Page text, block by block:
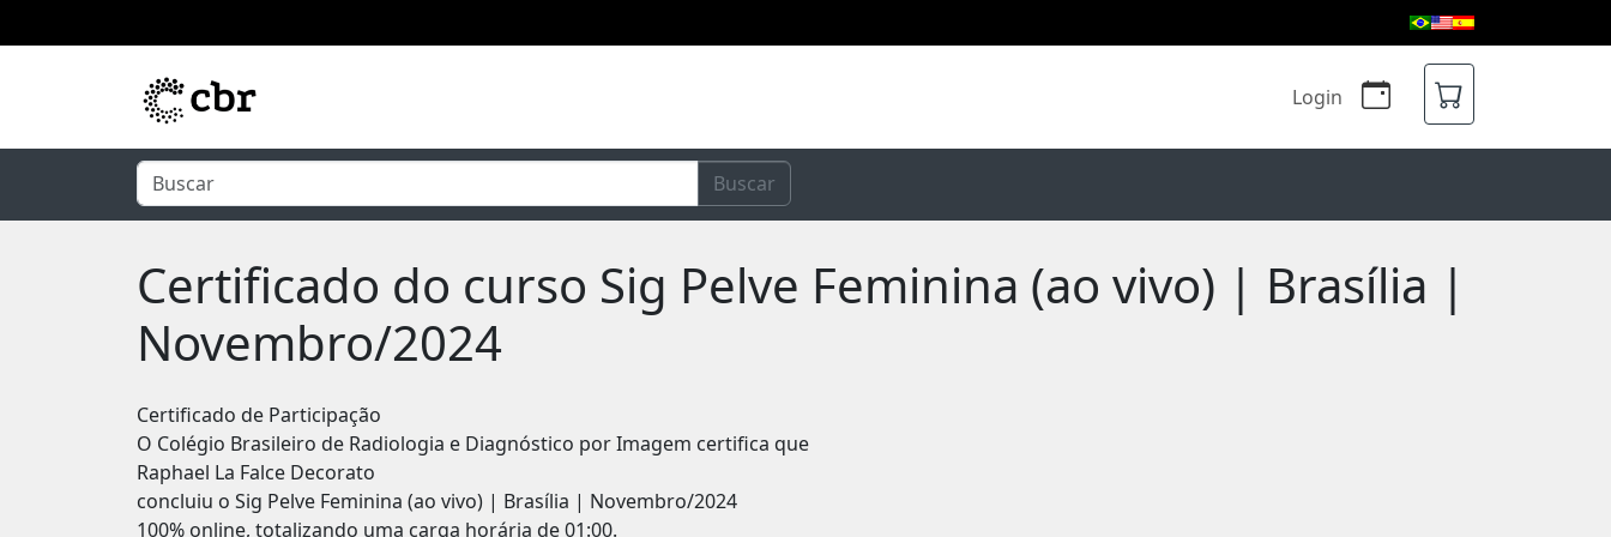
Login
Buscar
Certificado do curso Sig Pelve Feminina (ao vivo) | Brasília |
Novembro/2024
Certificado de Participação
O Colégio Brasileiro de Radiologia e Diagnóstico por Imagem certifica que
Raphael La Falce Decorato
concluiu o Sig Pelve Feminina (ao vivo) | Brasília | Novembro/2024
100% online, totalizando uma carga horária de 01:00.